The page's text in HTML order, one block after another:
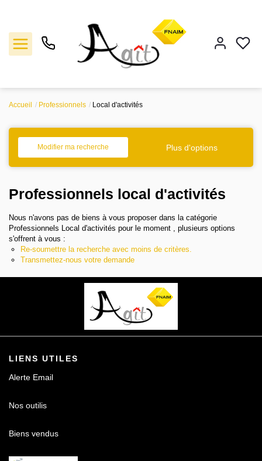
Location
Notre agence
Estimation
Contact
Accueil Professionnels Local d'activités
Modifier ma recherche Plus d'options
Professionnels local d'activités
Nous n'avons pas de biens à vous proposer dans la catégorie
Professionnels Local d'activités pour le moment , plusieurs options
s'offrent à vous :
Re-soumettre la recherche avec moins de critères.
Transmettez-nous votre demande
LIENS UTILES
Alerte Email
Nos outilis
Biens vendus